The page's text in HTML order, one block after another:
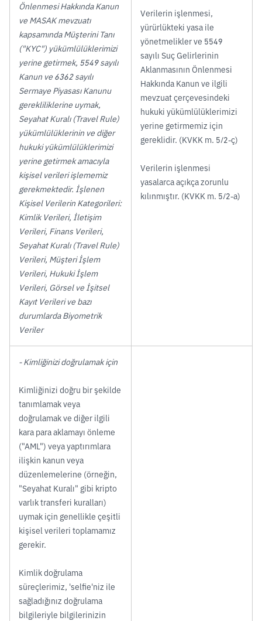
Önlenmesi Hakkında Kanun
ve MASAK mevzuatı
kapsamında Müşterini Tanı
("KYC") yükümlülüklerimizi
yerine getirmek, 5549 sayılı
Kanun ve 6362 sayılı
Sermaye Piyasası Kanunu
gerekliliklerine uymak,
Seyahat Kuralı (Travel Rule)
yükümlülüklerinin ve diğer
hukuki yükümlülüklerimizi
yerine getirmek amacıyla
kişisel verileri işlememiz
gerekmektedir. İşlenen
Kişisel Verilerin Kategorileri:
Kimlik Verileri, İletişim
Verileri, Finans Verileri,
Seyahat Kuralı (Travel Rule)
Verileri, Müşteri İşlem
Verileri, Hukuki İşlem
Verileri, Görsel ve İşitsel
Kayıt Verileri ve bazı
durumlarda Biyometrik
Veriler
Verilerin işlenmesi,
yürürlükteki yasa ile
yönetmelikler ve 5549
sayılı Suç Gelirlerinin
Aklanmasının Önlenmesi
Hakkında Kanun ve ilgili
mevzuat çerçevesindeki
hukuki yükümlülüklerimizi
yerine getirmemiz için
gereklidir. (KVKK m. 5/2-ç)
Verilerin işlenmesi
yasalarca açıkça zorunlu
kılınmıştır. (KVKK m. 5/2-a)
- Kimliğinizi doğrulamak için
Kimliğinizi doğru bir şekilde
tanımlamak veya
doğrulamak ve diğer ilgili
kara para aklamayı önleme
("AML") veya yaptırımlara
ilişkin kanun veya
düzenlemelerine (örneğin,
"Seyahat Kuralı" gibi kripto
varlık transferi kuralları)
uymak için genellikle çeşitli
kişisel verileri toplamamız
gerekir.
Kimlik doğrulama
süreçlerimiz, 'selfie'niz ile
sağladığınız doğrulama
bilgileriyle bilgilerinizin